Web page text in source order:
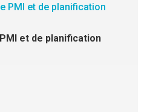
PMI et de planification
et de planification